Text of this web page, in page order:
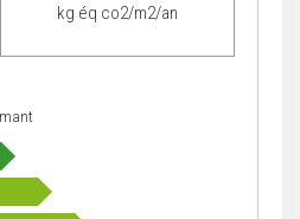
kg éq co2/m2/an